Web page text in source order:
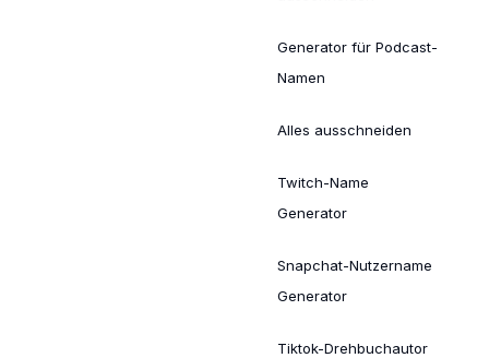
Generator für Podcast-
Namen
Alles ausschneiden
Twitch-Name
Generator
Snapchat-Nutzername
Generator
Tiktok-Drehbuchautor